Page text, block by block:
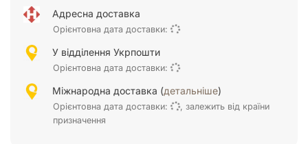
Адресна доставка
Орієнтовна дата доставки:
У відділення Укрпошти
Орієнтовна дата доставки:
Міжнародна доставка (детальніше)
Орієнтовна дата доставки:
, залежить від країни
призначення